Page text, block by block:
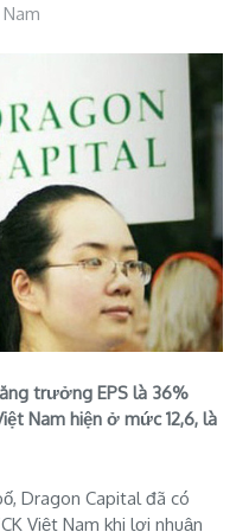
trưởng EPS là 36%
Nam hiện ở mức 12,6, là
Dragon Capital đã có
Việt Nam khi lợi nhuận